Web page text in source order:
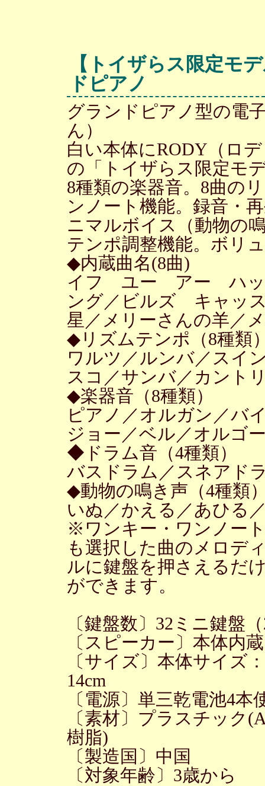
【トイザらス限定モ
ドピアノ
グランドピアノ型の電
ん）
白い本体にRODY（ロ
の「トイザらス限定モ
8種類の楽器音。8曲の
ンノート機能。録音・
ニマルボイス（動物の
テンポ調整機能。ボリ
◆内蔵曲名(8曲)
イフ ユー アー ハッ
ング／ビルズ キャッ
星／メリーさんの羊／
◆リズムテンポ（8種類
ワルツ／ルンバ／スイ
スコ／サンバ／カント
◆楽器音（8種類）
ピアノ／オルガン／バ
ジョー／ベル／オルゴ
◆ドラム音（4種類）
バスドラム／スネアド
◆動物の鳴き声（4種類
いぬ／かえる／あひる
※ワンキー・ワンノー
も選択した曲のメロデ
ルに鍵盤を押さえるだ
ができます。
〔鍵盤数〕32ミニ鍵盤
〔スピーカー〕本体内蔵
〔サイズ〕本体サイズ
14cm
〔電源〕単三乾電池4本
〔素材〕プラスチック
樹脂)
〔製造国〕中国
〔対象年齢〕3歳から